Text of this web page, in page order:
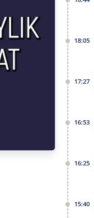
18:05
17:27
16:53
16:25
15:40